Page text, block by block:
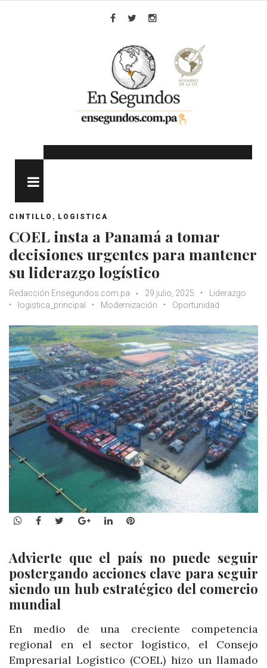
CINTILLO , LOGISTICA
COEL insta a Panamá a tomar
decisiones urgentes para mantener
su liderazgo logístico
Redacción Ensegundos.com.pa 29 julio, 2025
Liderazgo
logistica_principal
Modernización Oportunidad
WhatsApp
Facebook
TwitterGoogle+LinkedInPinterest
Advierte que el país no puede seguir
postergando acciones clave para seguir
siendo un hub estratégico del comercio
mundial
En medio de una creciente competencia
regional en el sector logístico, el Consejo
Empresarial Logístico (COEL) hizo un llamado